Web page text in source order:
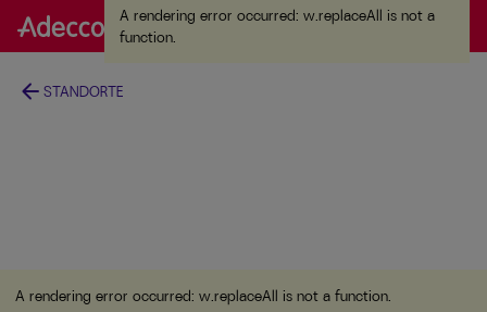
A rendering error occurred:
w.replaceAll is not a
function.
A rendering error occurred: w.replaceAll is not a
function.
arrow_back STANDORTE
A rendering error occurred: w.replaceAll is not a function.